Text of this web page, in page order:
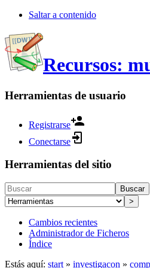
Saltar a contenido
Recursos:
Herramientas de usuario
Registrarse
Conectarse
Herramientas del sitio
Buscar
>
Cambios recientes
Administrador de Ficheros
Índice
Estás aquí: start » investigacon »